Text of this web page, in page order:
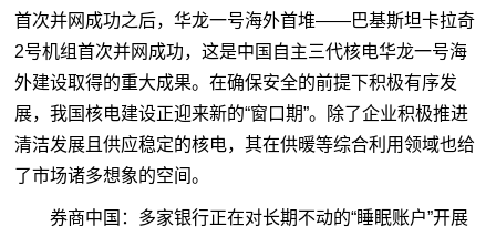
首次并网成功之后，华龙一号海外首堆——巴基斯坦卡拉奇
2号机组首次并网成功，这是中国自主三代核电华龙一号海
外建设取得的重大成果。在确保安全的前提下积极有序发
展，我国核电建设正迎来新的“窗口期”。除了企业积极推进
清洁发展且供应稳定的核电，其在供暖等综合利用领域也给
了市场诸多想象的空间。
券商中国：多家银行正在对长期不动的“睡眠账户”开展